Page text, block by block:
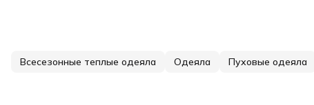
Всесезонные теплые одеяла Одеяла Пуховые одеяла